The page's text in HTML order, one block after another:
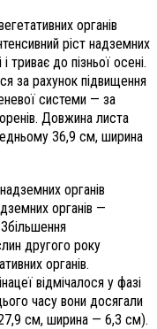
органів
ріст надземних
триває до пізньої осені.
за рахунок підвищення
системи — за
Довжина листа
36,9 см, ширина
органів
органів —
другого року
органів.
відмічалося у фазі
часу вони досягали
см, ширина — 6,3 см).